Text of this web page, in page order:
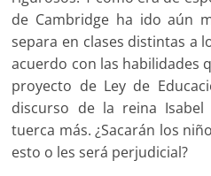
de Cambridge ha ido aún
separa en clases distintas a
acuerdo con las habilidades
proyecto de Ley de
discurso de la reina
tuerca más. ¿Sacarán los
esto o les será perjudicial?